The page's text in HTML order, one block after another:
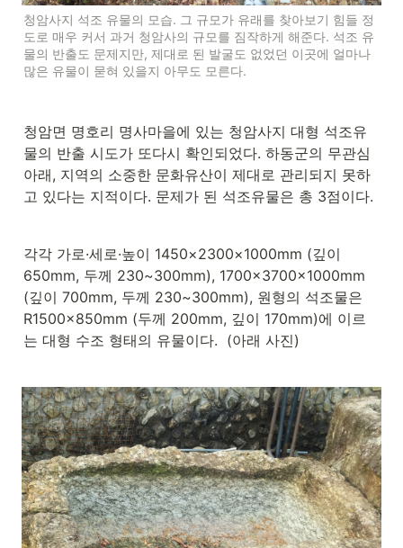
청암사지 석조 유물의 모습. 그 규모가 유래를 찾아보기 힘들 정
도로 매우 커서 과거 청암사의 규모를 짐작하게 해준다. 석조 유
물의 반출도 문제지만, 제대로 된 발굴도 없었던 이곳에 얼마나
많은 유물이 묻혀 있을지 아무도 모른다.
청암면 명호리 명사마을에 있는 청암사지 대형 석조유
물의 반출 시도가 또다시 확인되었다. 하동군의 무관심
아래, 지역의 소중한 문화유산이 제대로 관리되지 못하
고 있다는 지적이다. 문제가 된 석조유물은 총 3점이다.
각각 가로·세로·높이 1450×2300×1000mm (깊이
650mm, 두께 230~300mm), 1700×3700×1000mm
(깊이 700mm, 두께 230~300mm), 원형의 석조물은
R1500×850mm (두께 200mm, 깊이 170mm)에 이르
는 대형 수조 형태의 유물이다.  (아래 사진)